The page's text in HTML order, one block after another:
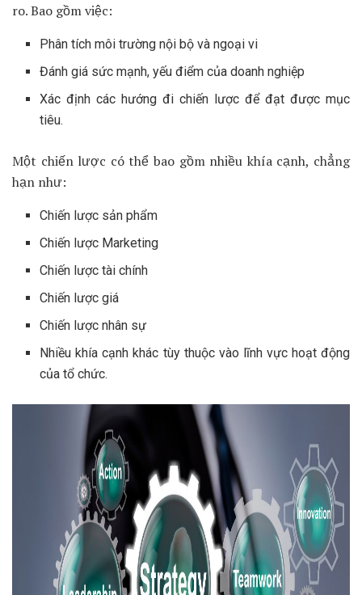
ro. Bao gồm việc:
Phân tích môi trường nội bộ và ngoại vi
Đánh giá sức mạnh, yếu điểm của doanh nghiệp
Xác định các hướng đi chiến lược để đạt được mục
tiêu.
Một chiến lược có thể bao gồm nhiều khía cạnh, chẳng
hạn như:
Chiến lược sản phẩm
Chiến lược Marketing
Chiến lược tài chính
Chiến lược giá
Chiến lược nhân sự
Nhiều khía cạnh khác tùy thuộc vào lĩnh vực hoạt động
của tổ chức.